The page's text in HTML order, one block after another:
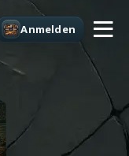
Anmelden